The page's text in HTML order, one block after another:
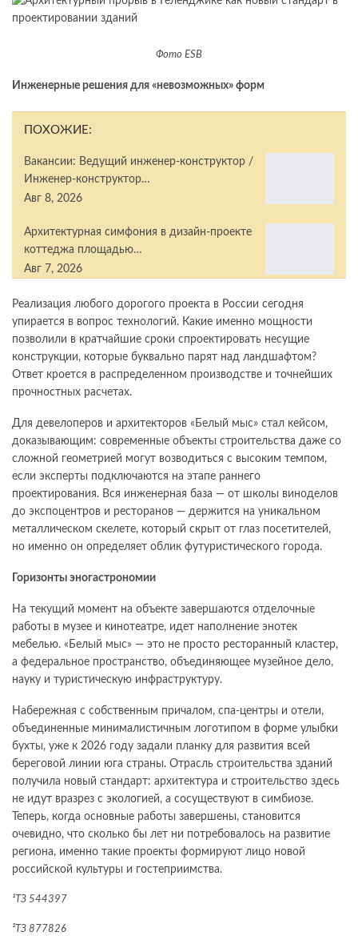
Фото ESB
Инженерные решения для «невозможных» форм
ПОХОЖИЕ:
Вакансии: Ведущий инженер-конструктор /
Инженер-конструктор…
Авг 8, 2026
Архитектурная симфония в дизайн-проекте
коттеджа площадью…
Авг 7, 2026
Реализация любого дорогого проекта в России сегодня
упирается в вопрос технологий. Какие именно мощности
позволили в кратчайшие сроки спроектировать несущие
конструкции, которые буквально парят над ландшафтом?
Ответ кроется в распределенном производстве и точнейших
прочностных расчетах.
Для девелоперов и архитекторов «Белый мыс» стал кейсом,
доказывающим: современные объекты строительства даже со
сложной геометрией могут возводиться с высоким темпом,
если эксперты подключаются на этапе раннего
проектирования. Вся инженерная база — от школы виноделов
до экспоцентров и ресторанов — держится на уникальном
металлическом скелете, который скрыт от глаз посетителей,
но именно он определяет облик футуристического города.
Горизонты эногастрономии
На текущий момент на объекте завершаются отделочные
работы в музее и кинотеатре, идет наполнение энотек
мебелью. «Белый мыс» — это не просто ресторанный кластер,
а федеральное пространство, объединяющее музейное дело,
науку и туристическую инфраструктуру.
Набережная с собственным причалом, спа-центры и отели,
объединенные минималистичным логотипом в форме улыбки
бухты, уже к 2026 году задали планку для развития всей
береговой линии юга страны. Отрасль строительства зданий
получила новый стандарт: архитектура и строительство здесь
не идут вразрез с экологией, а сосуществуют в симбиозе.
Теперь, когда основные работы завершены, становится
очевидно, что сколько бы лет ни потребовалось на развитие
региона, именно такие проекты формируют лицо новой
российской культуры и гостеприимства.
¹ТЗ 544397
²ТЗ 877826